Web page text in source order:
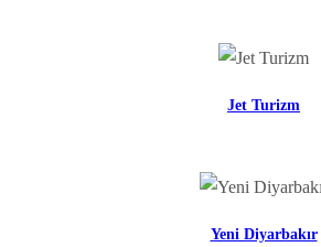
Jet Turizm
Yeni Diyarbakır